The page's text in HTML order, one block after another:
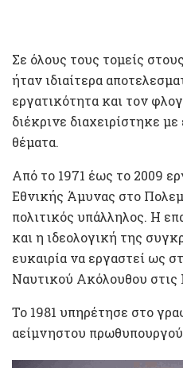
Σε όλους τους τομείς
ήταν ιδιαίτερα
εργατικότητα και τον
διέκρινε διαχειρίστηκε
θέματα.
Από το 1971 έως το 2009
Εθνικής Άμυνας στο
πολιτικός υπάλληλος. Η
και η ιδεολογική της
ευκαιρία να εργαστεί ως
Ναυτικού Ακόλουθου
Το 1981 υπηρέτησε στο
αείμνηστου